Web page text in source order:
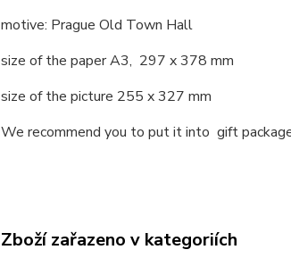
motive: Prague Old Town Hall
size of the paper A3, 297 x 378 mm
size of the picture 255 x 327 mm
We recommend you to put it into gift
Zboží zařazeno v kategoriích